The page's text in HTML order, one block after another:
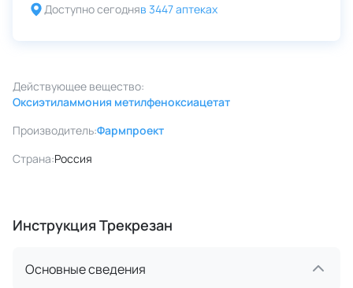
Доступно сегодняв 3447 аптеках
Действующее вещество:
Оксиэтиламмония метилфеноксиацетат
Производитель:Фармпроект
Страна:Россия
Инструкция Трекрезан
Основные сведения